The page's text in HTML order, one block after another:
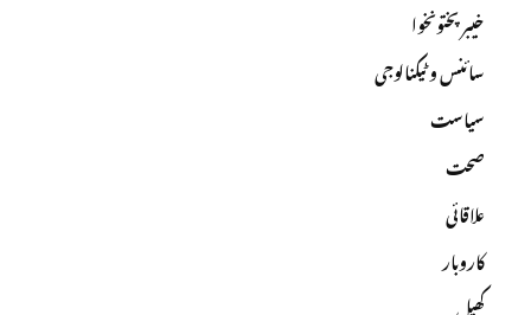
خیبرپختونخوا
سائنس و ٹیکنالوجی
سیاست
صحت
علاقائی
کاروبار
کھیل